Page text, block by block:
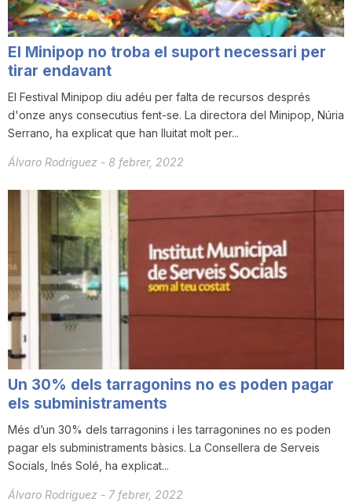
u
t
a
t
a
r
El Minipop no troba el suport necessari per
tirar endavant
El Festival Minipop diu adéu per falta de recursos després
d'onze anys consecutius fent-se. La directora del Minipop, Núria
Serrano, ha explicat que han lluitat molt per...
Álvaro Rodriguez - 8 febrer, 2022
Un 30% dels tarragonins no es poden pagar
els subministraments
Més d’un 30% dels tarragonins i les tarragonines no es poden
pagar els subministraments bàsics. La Consellera de Serveis
Socials, Inés Solé, ha explicat...
Álvaro Rodriguez - 7 febrer, 2022